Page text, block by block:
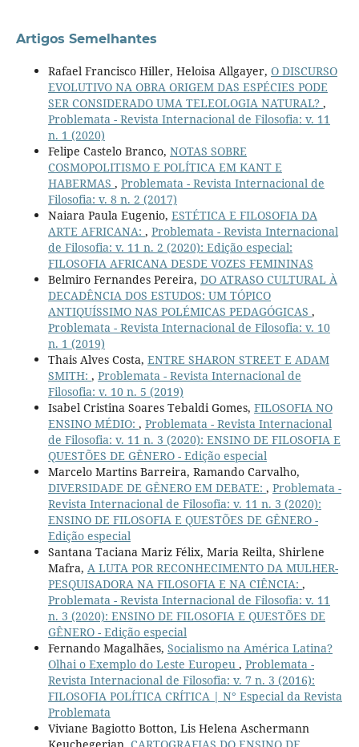
Artigos Semelhantes
Rafael Francisco Hiller, Heloisa Allgayer, O DISCURSO
EVOLUTIVO NA OBRA ORIGEM DAS ESPÉCIES PODE
SER CONSIDERADO UMA TELEOLOGIA NATURAL? ,
Problemata - Revista Internacional de Filosofia: v. 11
n. 1 (2020)
Felipe Castelo Branco, NOTAS SOBRE
COSMOPOLITISMO E POLÍTICA EM KANT E
HABERMAS , Problemata - Revista Internacional de
Filosofia: v. 8 n. 2 (2017)
Naiara Paula Eugenio, ESTÉTICA E FILOSOFIA DA
ARTE AFRICANA: , Problemata - Revista Internacional
de Filosofia: v. 11 n. 2 (2020): Edição especial:
FILOSOFIA AFRICANA DESDE VOZES FEMININAS
Belmiro Fernandes Pereira, DO ATRASO CULTURAL À
DECADÊNCIA DOS ESTUDOS: UM TÓPICO
ANTIQUÍSSIMO NAS POLÉMICAS PEDAGÓGICAS ,
Problemata - Revista Internacional de Filosofia: v. 10
n. 1 (2019)
Thais Alves Costa, ENTRE SHARON STREET E ADAM
SMITH: , Problemata - Revista Internacional de
Filosofia: v. 10 n. 5 (2019)
Isabel Cristina Soares Tebaldi Gomes, FILOSOFIA NO
ENSINO MÉDIO: , Problemata - Revista Internacional
de Filosofia: v. 11 n. 3 (2020): ENSINO DE FILOSOFIA E
QUESTÕES DE GÊNERO - Edição especial
Marcelo Martins Barreira, Ramando Carvalho,
DIVERSIDADE DE GÊNERO EM DEBATE: , Problemata -
Revista Internacional de Filosofia: v. 11 n. 3 (2020):
ENSINO DE FILOSOFIA E QUESTÕES DE GÊNERO -
Edição especial
Santana Taciana Mariz Félix, Maria Reilta, Shirlene
Mafra, A LUTA POR RECONHECIMENTO DA MULHER-
PESQUISADORA NA FILOSOFIA E NA CIÊNCIA: ,
Problemata - Revista Internacional de Filosofia: v. 11
n. 3 (2020): ENSINO DE FILOSOFIA E QUESTÕES DE
GÊNERO - Edição especial
Fernando Magalhães, Socialismo na América Latina?
Olhai o Exemplo do Leste Europeu , Problemata -
Revista Internacional de Filosofia: v. 7 n. 3 (2016):
FILOSOFIA POLÍTICA CRÍTICA | N° Especial da Revista
Problemata
Viviane Bagiotto Botton, Lis Helena Aschermann